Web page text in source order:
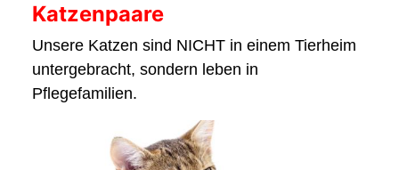
Katzenpaare
Unsere Katzen sind NICHT in einem Tierheim
untergebracht, sondern leben in
Pflegefamilien.